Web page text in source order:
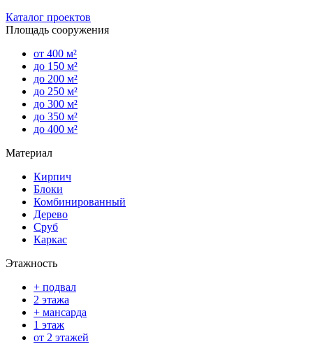
Каталог проектов
Площадь сооружения
от 400 м²
до 150 м²
до 200 м²
до 250 м²
до 300 м²
до 350 м²
до 400 м²
Материал
Кирпич
Блоки
Комбинированный
Дерево
Сруб
Каркас
Этажность
+ подвал
2 этажа
+ мансарда
1 этаж
от 2 этажей